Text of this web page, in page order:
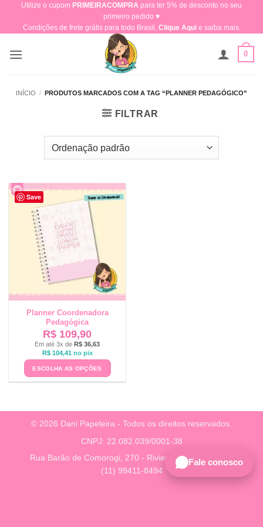
content
Utilize o cupom PRIMEIRACOMPRA para ter 5% de desconto no seu
primeiro pedido ♥​
Condições de frete grátis para todo Brasil, Clique Aquie saiba mais.
0
INÍCIO / PRODUTOS MARCADOS COM A TAG “PLANNER PEDAGÓGICO”
FILTRAR
Save
Planner Coordenadora
Pedagógica
R$ 109,90
Em até 3x de R$ 36,63
R$104,41 no pix
ESCOLHA AS OPÇÕES
© 2026 Dani Papeleira - Todos os direitos reservados.
CNPJ: 22.082.039/0001-38
Rua Barão de Comorogi, 270 - Riviera, São Paulo - SP
(11) 99411-8494
Fale conosco